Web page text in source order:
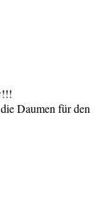
Daumen für den